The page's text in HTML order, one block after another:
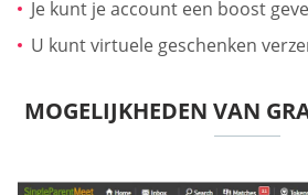
Je kunt je account een boost
U kunt virtuele geschenken
MOGELIJKHEDEN VAN